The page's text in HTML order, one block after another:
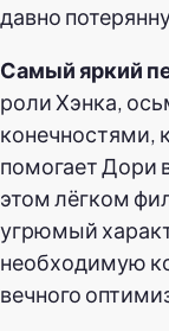
давно
Самый яркий
роли Хэнка,
конечностями,
помогает Дори
этом лёгком
угрюмый
необходимую
вечного